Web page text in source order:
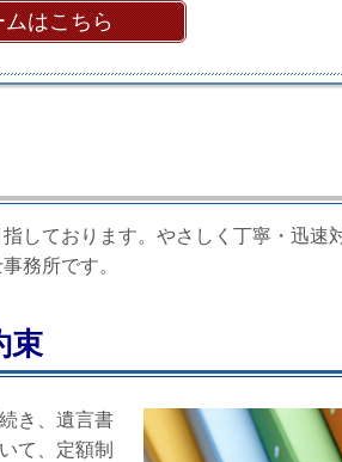
はこちら
しております。やさしく丁寧・迅速
務所です。
束
き、遺言書
て、定額制